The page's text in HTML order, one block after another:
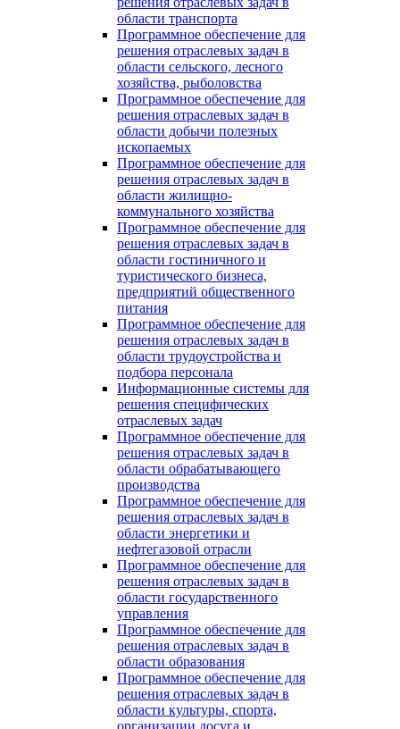
области транспорта
Программное обеспечение для
решения отраслевых задач в
области сельского, лесного
хозяйства, рыболовства
Программное обеспечение для
решения отраслевых задач в
области добычи полезных
ископаемых
Программное обеспечение для
решения отраслевых задач в
области жилищно-
коммунального хозяйства
Программное обеспечение для
решения отраслевых задач в
области гостиничного и
туристического бизнеса,
предприятий общественного
питания
Программное обеспечение для
решения отраслевых задач в
области трудоустройства и
подбора персонала
Информационные системы для
решения специфических
отраслевых задач
Программное обеспечение для
решения отраслевых задач в
области обрабатывающего
производства
Программное обеспечение для
решения отраслевых задач в
области энергетики и
нефтегазовой отрасли
Программное обеспечение для
решения отраслевых задач в
области государственного
управления
Программное обеспечение для
решения отраслевых задач в
области образования
Программное обеспечение для
решения отраслевых задач в
области культуры, спорта,